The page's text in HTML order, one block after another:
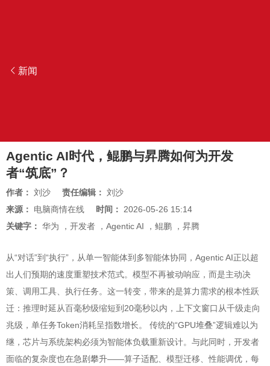
新闻
Agentic AI时代，鲲鹏与昇腾如何为开发
者“筑底”？
作者： 刘沙 责任编辑： 刘沙
来源： 电脑商情在线 时间： 2026-05-26 15:14
关键字： 华为 ， 开发者 ， Agentic AI ， 鲲鹏 ， 昇腾
从“对话”到“执行”，从单一智能体到多智能体协同，Agentic AI正以超
出人们预期的速度重塑技术范式。模型不再被动响应，而是主动决
策、调用工具、执行任务。这一转变，带来的是算力需求的根本性跃
迁：推理时延从百毫秒级缩短到20毫秒以内，上下文窗口从千级走向
兆级，单任务Token消耗呈指数增长。 传统的“GPU堆叠”逻辑难以为
继，芯片与系统架构必须为智能体负载重新设计。与此同时，开发者
面临的复杂度也在急剧攀升——算子适配、模型迁移、性能调优，每